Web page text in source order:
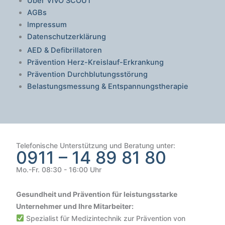
AGBs
Impressum
Datenschutzerklärung
AED & Defibrillatoren
Prävention Herz-Kreislauf-Erkrankung
Prävention Durchblutungsstörung
Belastungsmessung & Entspannungstherapie
Telefonische Unterstützung und Beratung unter:
0911 – 14 89 81 80
Mo.-Fr. 08:30 - 16:00 Uhr
Gesundheit und Prävention für leistungsstarke
Unternehmer und Ihre Mitarbeiter:
Spezialist für Medizintechnik zur Prävention von